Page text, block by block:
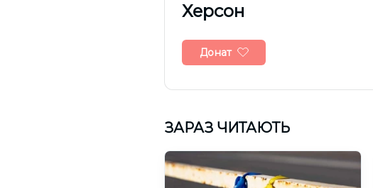
Херсон
Донат
ЗАРАЗ ЧИТАЮТЬ